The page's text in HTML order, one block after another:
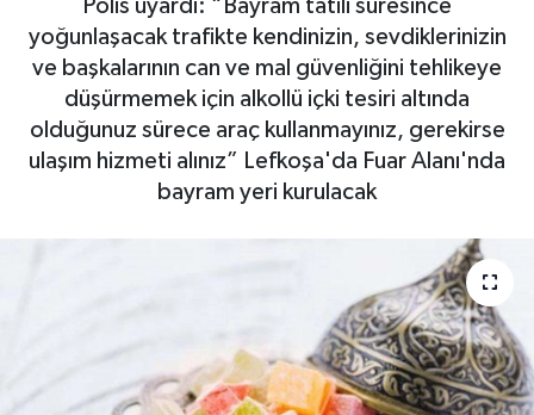
Polis uyardı: “Bayram tatili süresince
yoğunlaşacak trafikte kendinizin, sevdiklerinizin
ve başkalarının can ve mal güvenliğini tehlikeye
düşürmemek için alkollü içki tesiri altında
olduğunuz sürece araç kullanmayınız, gerekirse
ulaşım hizmeti alınız” Lefkoşa'da Fuar Alanı'nda
bayram yeri kurulacak